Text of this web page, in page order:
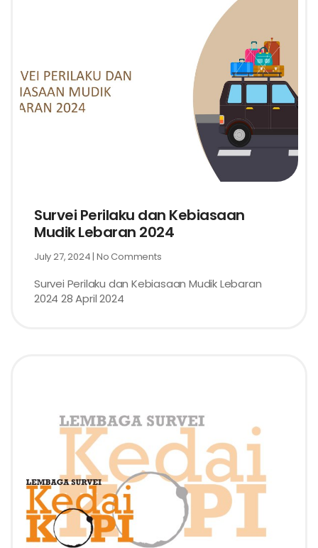
Survei Perilaku dan Kebiasaan
Mudik Lebaran 2024
July 27, 2024 No Comments
Survei Perilaku dan Kebiasaan Mudik Lebaran
2024 28 April 2024